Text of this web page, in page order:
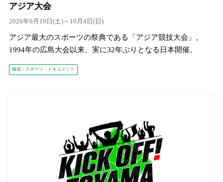
アジア大会
2026年9月19日(土)～10月4日(日)
アジア最大のスポーツの祭典である「アジア競技大会」。
1994年の広島大会以来、実に32年ぶりとなる日本開催。
報道・スポーツ・ドキュメント